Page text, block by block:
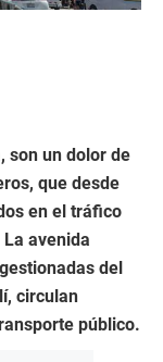
son un dolor de
que desde
en el tráfico
avenida
del
circulan
público.